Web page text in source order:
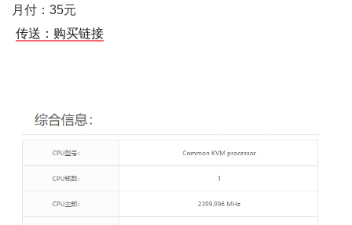
月付：35元
传送：购买链接